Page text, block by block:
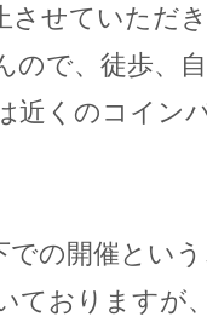
させていただ
ので、徒歩、
近くのコイン
での開催とい
ておりますが